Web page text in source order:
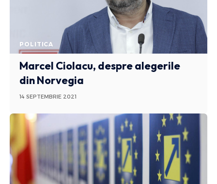
POLITICA
Marcel Ciolacu, despre alegerile
din Norvegia
14 SEPTEMBRIE 2021